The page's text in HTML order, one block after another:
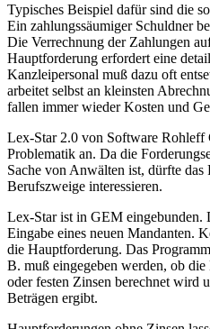
Typisches Beispiel dafür sind die
Ein zahlungssäumiger Schuldner
Die Verrechnung der Zahlungen
Hauptforderung erfordert eine
Kanzleipersonal muß dazu oft
arbeitet selbst an kleinsten
fallen immer wieder Kosten und
Lex-Star 2.0 von Software Rohleff
Problematik an. Da die
Sache von Anwälten ist, dürfte das
Berufszweige interessieren.
Lex-Star ist in GEM eingebunden.
Eingabe eines neuen Mandanten.
die Hauptforderung. Das
B. muß eingegeben werden, ob
oder festen Zinsen berechnet wird
Beträgen ergibt.